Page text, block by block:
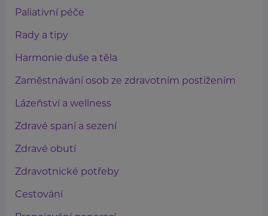
Paliativní péče
Rady a tipy
Harmonie duše a těla
Zaměstnávání osob ze zdravotním postižením
Lázeňství a wellness
Zdravé spaní a sezení
Zdravé obutí
Zdravotnické potřeby
Cestování